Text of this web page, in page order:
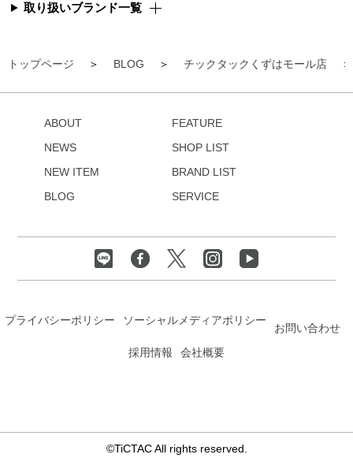
トップページ BLOG チックタックくずはモール店
取り扱いブランド一覧
ABOUT
NEWS
NEW ITEM
BLOG
FEATURE
SHOP LIST
BRAND LIST
SERVICE
プライバシーポリシー ソーシャルメディアポリシー
お問い合わせ
採用情報
会社概要
©TiCTAC All rights reserved.